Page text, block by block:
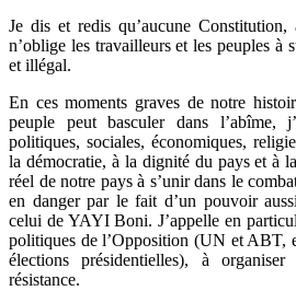
Je dis et redis qu’aucune
n’oblige les travailleurs et les peuples à
et illégal.
En ces moments graves de notre
peuple peut basculer dans l’abîme,
politiques, sociales, économiques,
la démocratie, à la dignité du pays et à
réel de notre pays à s’unir dans le
en danger par le fait d’un pouvoir
celui de YAYI Boni. J’appelle en
politiques de l’Opposition (UN et ABT,
élections présidentielles), à
résistance.